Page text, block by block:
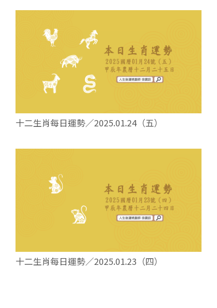
十二生肖每日運勢／2025.01.24（五）
十二生肖每日運勢／2025.01.23（四）